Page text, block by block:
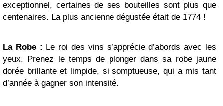
exceptionnel, certaines de ses bouteilles sont plus que
centenaires. La plus ancienne dégustée était de 1774 !
La Robe : Le roi des vins s’apprécie d’abords avec les
yeux. Prenez le temps de plonger dans sa robe jaune
dorée brillante et limpide, si somptueuse, qui a mis tant
d’année à gagner son intensité.